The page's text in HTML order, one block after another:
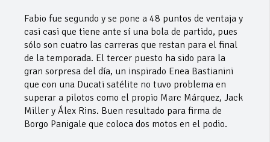
Fabio fue segundo y se pone a 48 puntos de ventaja y
casi casi que tiene ante sí una bola de partido, pues
sólo son cuatro las carreras que restan para el final
de la temporada. El tercer puesto ha sido para la
gran sorpresa del día, un inspirado Enea Bastianini
que con una Ducati satélite no tuvo problema en
superar a pilotos como el propio Marc Márquez, Jack
Miller y Álex Rins. Buen resultado para firma de
Borgo Panigale que coloca dos motos en el podio.